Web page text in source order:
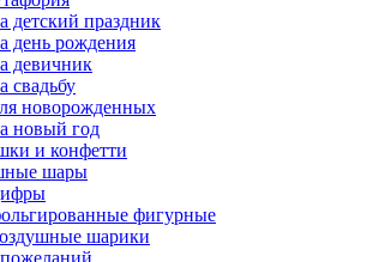
детский праздник
день рождения
девичник
свадьбу
новорожденных
новый год
и конфетти
шары
фигурные
шарики